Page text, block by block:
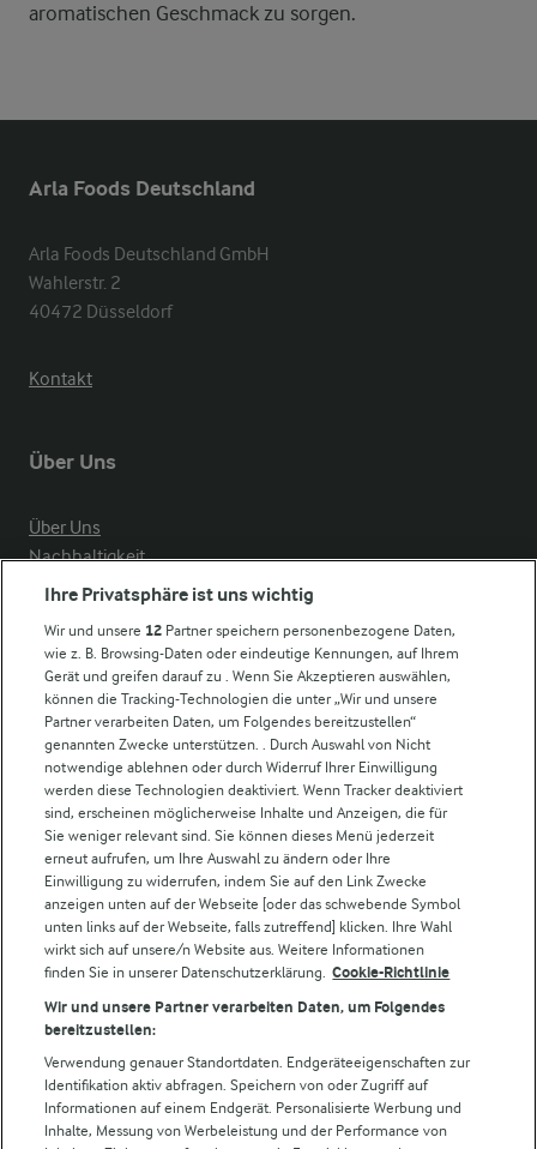
aromatischen Geschmack zu sorgen.
Arla Foods Deutschland
Arla Foods Deutschland GmbH
Wahlerstr. 2
40472 Düsseldorf
Kontakt
Über Uns
Über Uns
Nachhaltigkeit
Compliance
Arla in anderen Ländern
Weitere Arla Websites
Castello
Lurpak
Arla Pro
Für unsere Landwirt:innen
Folge uns!
Ihre Privatsphäre ist uns wichtig
Wir und unsere 12 Partner speichern personenbezogene Daten,
wie z. B. Browsing-Daten oder eindeutige Kennungen, auf Ihrem
Gerät und greifen darauf zu . Wenn Sie Akzeptieren auswählen,
können die Tracking-Technologien die unter „Wir und unsere
Partner verarbeiten Daten, um Folgendes bereitzustellen“
genannten Zwecke unterstützen. . Durch Auswahl von Nicht
notwendige ablehnen oder durch Widerruf Ihrer Einwilligung
werden diese Technologien deaktiviert. Wenn Tracker deaktiviert
sind, erscheinen möglicherweise Inhalte und Anzeigen, die für
Sie weniger relevant sind. Sie können dieses Menü jederzeit
erneut aufrufen, um Ihre Auswahl zu ändern oder Ihre
Einwilligung zu widerrufen, indem Sie auf den Link Zwecke
anzeigen unten auf der Webseite [oder das schwebende Symbol
unten links auf der Webseite, falls zutreffend] klicken. Ihre Wahl
wirkt sich auf unsere/n Website aus. Weitere Informationen
finden Sie in unserer Datenschutzerklärung. Cookie-Richtlinie
Wir und unsere Partner verarbeiten Daten, um Folgendes
bereitzustellen:
Verwendung genauer Standortdaten. Endgeräteeigenschaften zur
Identifikation aktiv abfragen. Speichern von oder Zugriff auf
Informationen auf einem Endgerät. Personalisierte Werbung und
Inhalte, Messung von Werbeleistung und der Performance von